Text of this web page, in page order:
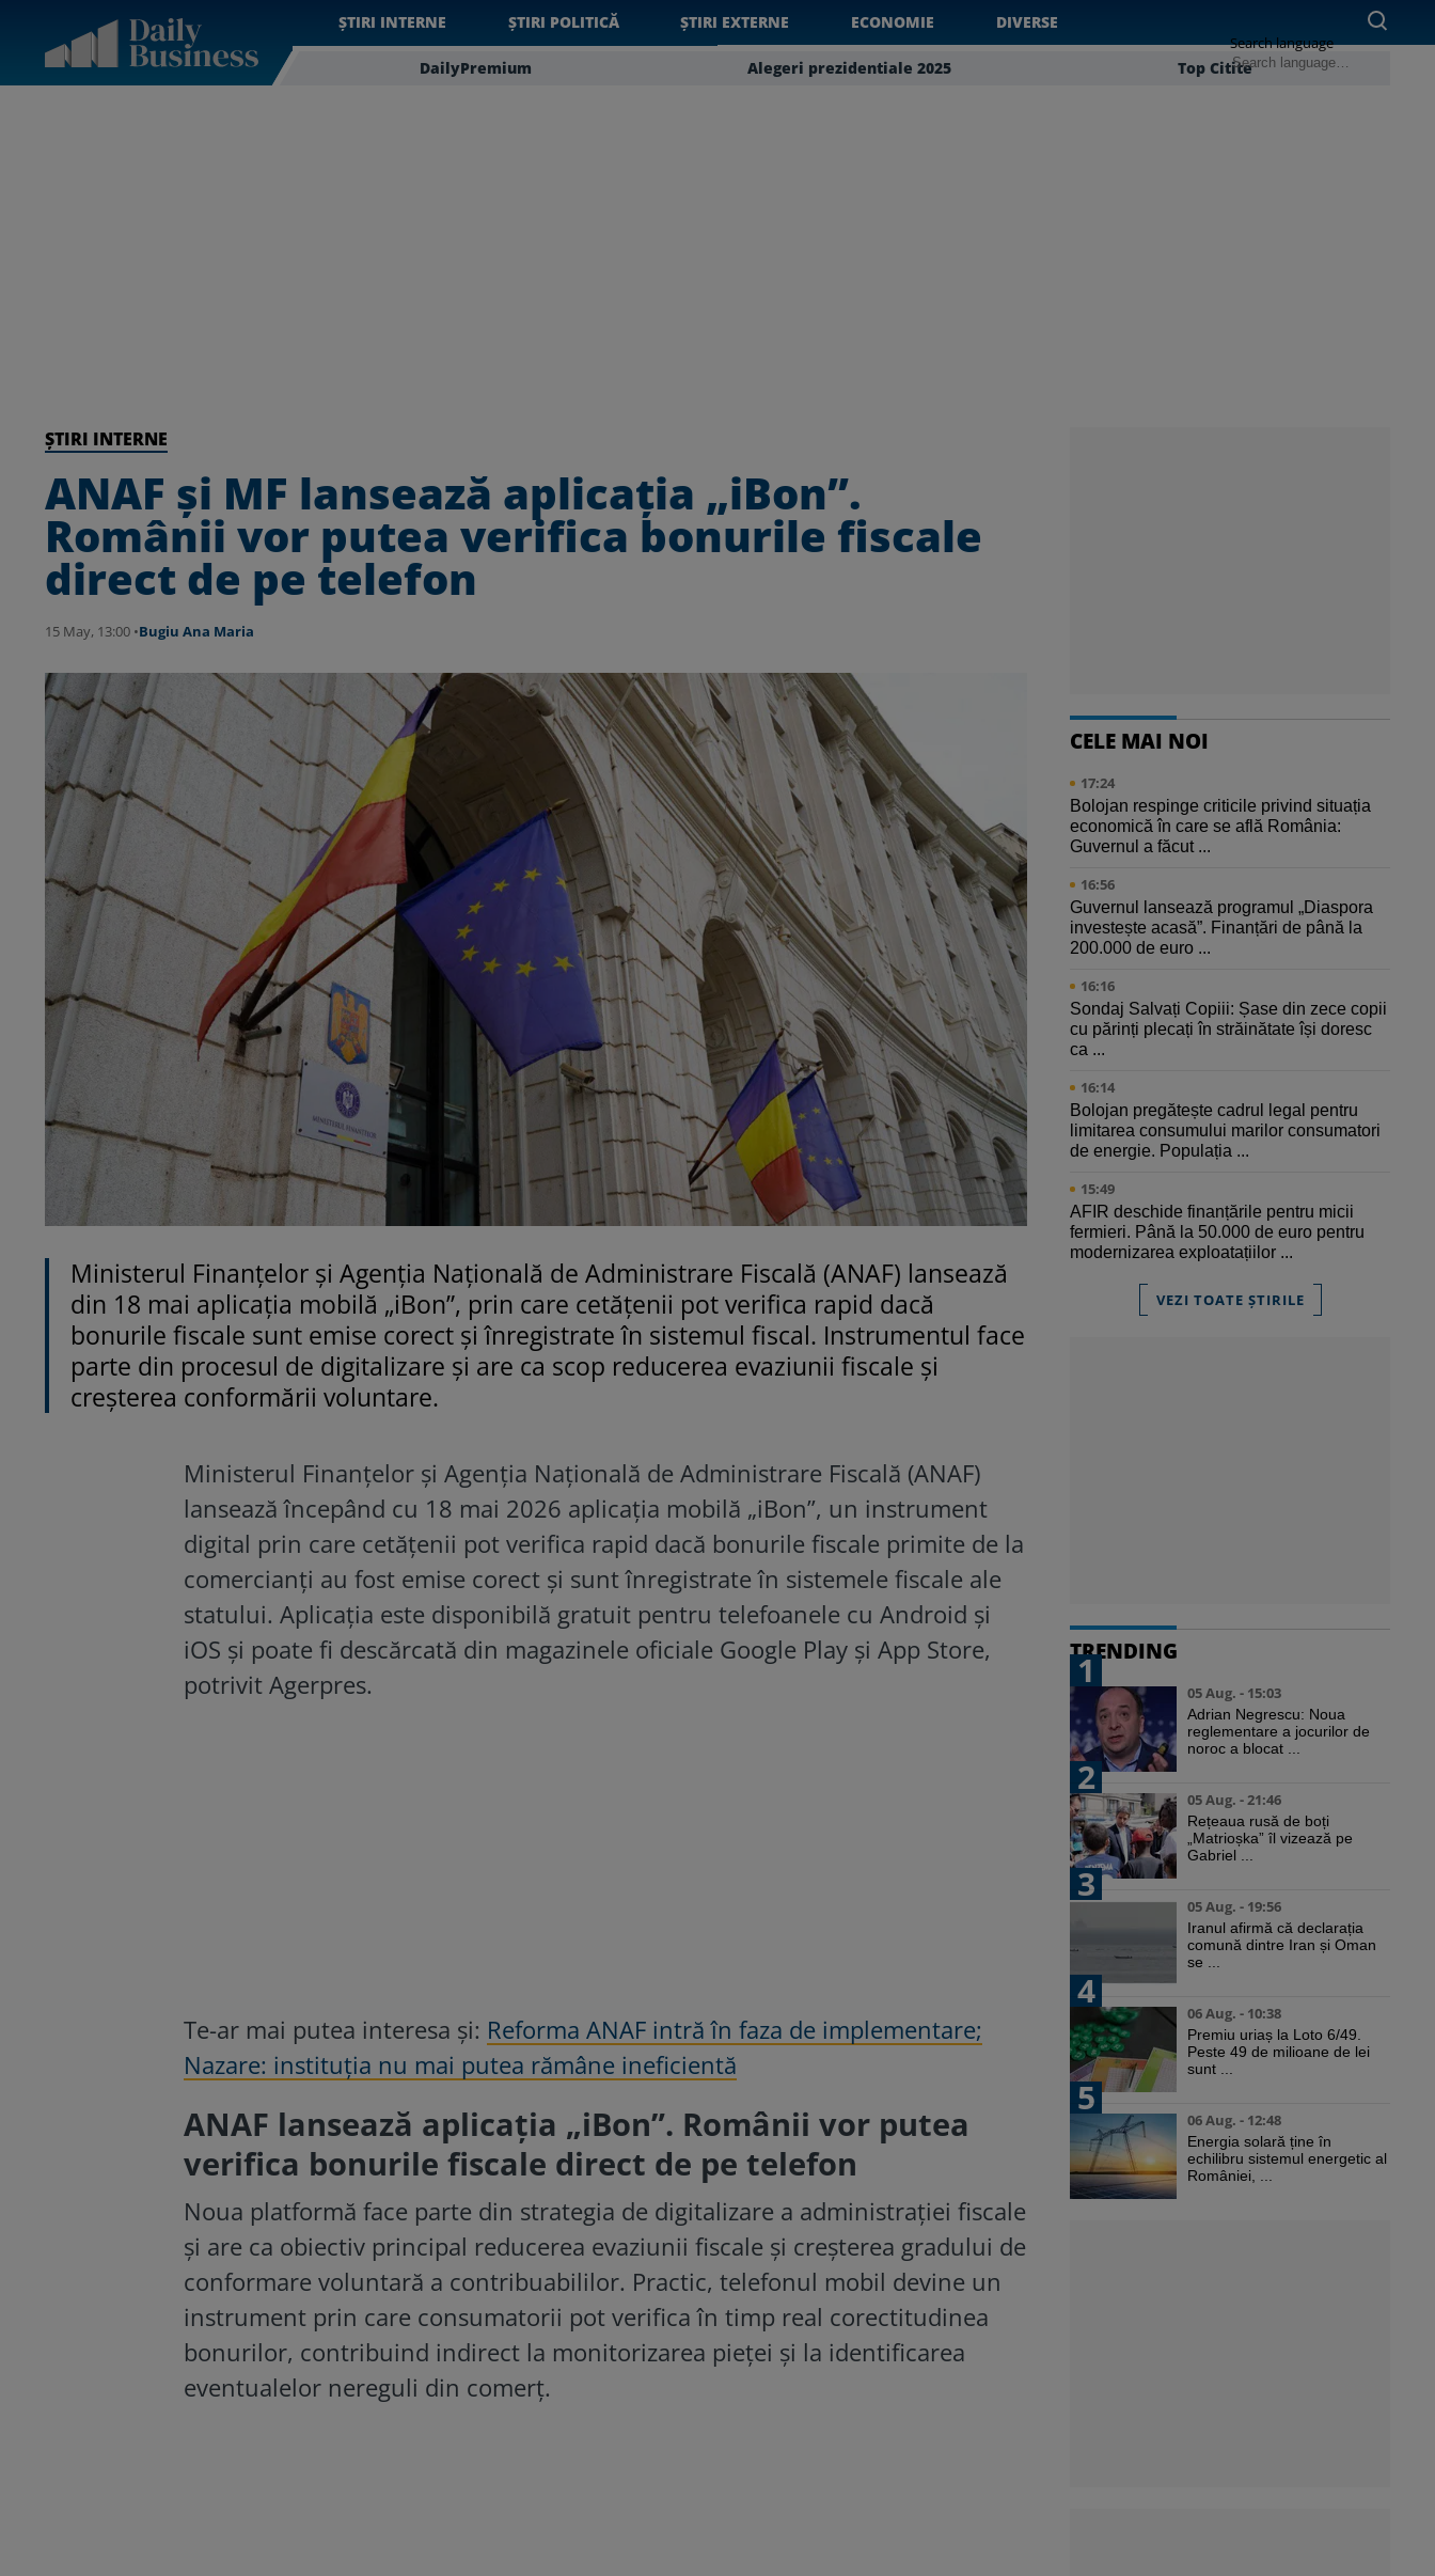
ȘTIRI INTERNE ȘTIRI POLITICĂ ȘTIRI EXTERNE ECONOMIE DIVERSE
DailyPremium Alegeri prezidentiale 2025 Top Citite
Search language
ȘTIRI INTERNE
ANAF și MF lansează aplicația „iBon”.
Românii vor putea verifica bonurile fiscale
direct de pe telefon
15 May, 13:00 •Bugiu ⁠Ana Maria
Ministerul Finanțelor și Agenția Națională de Administrare Fiscală (ANAF) lansează
din 18 mai aplicația mobilă „iBon”, prin care cetățenii pot verifica rapid dacă
bonurile fiscale sunt emise corect și înregistrate în sistemul fiscal. Instrumentul face
parte din procesul de digitalizare și are ca scop reducerea evaziunii fiscale și
creșterea conformării voluntare.
Ministerul Finanțelor și Agenția Națională de Administrare Fiscală (ANAF)
lansează începând cu 18 mai 2026 aplicația mobilă „iBon”, un instrument
digital prin care cetățenii pot verifica rapid dacă bonurile fiscale primite de la
comercianți au fost emise corect și sunt înregistrate în sistemele fiscale ale
statului. Aplicația este disponibilă gratuit pentru telefoanele cu Android și
iOS și poate fi descărcată din magazinele oficiale Google Play și App Store,
potrivit Agerpres.
Te-ar mai putea interesa și: Reforma ANAF intră în faza de implementare;
Nazare: instituția nu mai putea rămâne ineficientă
ANAF lansează aplicația „iBon”. Românii vor putea
verifica bonurile fiscale direct de pe telefon
Noua platformă face parte din strategia de digitalizare a administrației fiscale
și are ca obiectiv principal reducerea evaziunii fiscale și creșterea gradului de
conformare voluntară a contribuabililor. Practic, telefonul mobil devine un
instrument prin care consumatorii pot verifica în timp real corectitudinea
bonurilor, contribuind indirect la monitorizarea pieței și la identificarea
eventualelor nereguli din comerț.
CELE MAI NOI
17:24
Bolojan respinge criticile privind situația
economică în care se află România:
Guvernul a făcut ...
16:56
Guvernul lansează programul „Diaspora
investește acasă”. Finanțări de până la
200.000 de euro ...
16:16
Sondaj Salvați Copiii: Șase din zece copii
cu părinți plecați în străinătate își doresc
ca ...
16:14
Bolojan pregătește cadrul legal pentru
limitarea consumului marilor consumatori
de energie. Populația ...
15:49
AFIR deschide finanțările pentru micii
fermieri. Până la 50.000 de euro pentru
modernizarea exploatațiilor ...
VEZI TOATE ȘTIRILE
TRENDING
1
05 Aug. - 15:03
Adrian Negrescu: Noua
reglementare a jocurilor de
noroc a blocat ...
2
05 Aug. - 21:46
Rețeaua rusă de boți
„Matrioșka” îl vizează pe
Gabriel ...
3
05 Aug. - 19:56
Iranul afirmă că declarația
comună dintre Iran și Oman
se ...
4
06 Aug. - 10:38
Premiu uriaș la Loto 6/49.
Peste 49 de milioane de lei
sunt ...
5
06 Aug. - 12:48
Energia solară ține în
echilibru sistemul energetic al
României, ...